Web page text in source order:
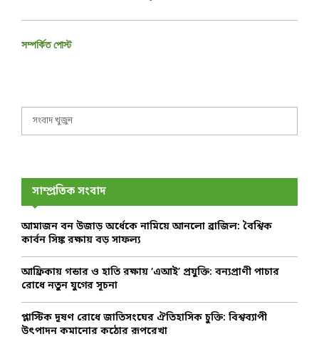
সম্পর্কিত পোস্ট
f
r
A
R
সাম্প্রতিক সংবাদ
আমাজন বন উজাড় অর্ধেকে নামিয়ে আনলো ব্রাজিল: বৈশ্বিক
কার্বন সিঙ্ক রক্ষায় বড় সাফল্য
আফ্রিকায় গন্ডার ও হাতি রক্ষায় ‘এআই’ প্রযুক্তি: বন্যপ্রাণী পাচার
রোধে নতুন যুগের সূচনা
প্লাস্টিক দূষণ রোধে জাতিসংঘের ঐতিহাসিক চুক্তি: বিশ্বব্যাপী
উৎপাদন কমানোর কঠোর রূপরেখা